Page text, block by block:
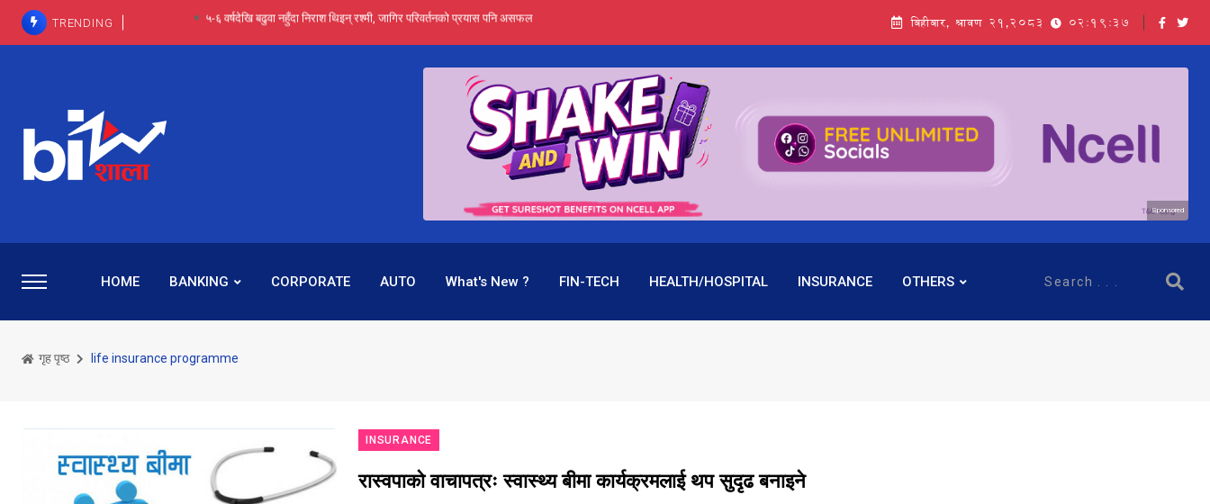
TRENDING आईपीओ आवेदन रोकिएका छैनन्, तर अब कम्पनी नबुझी दर्ता हुँदैन : सेबोन अध्यक्ष भट्ट
पाँच वर्षसम्म अदालत मौन, पद सकिएपछि महाप्रसाद ‘योग्य’ !
प्रभू बैंकका सञ्चालक बस्नेतमाथि राष्ट्र बैंकको ‘कन्सर्न’, प्रवक्ता भन्छन्- समूह फेरेर सञ्चालक पदमा बस्न मिल्दैन
५-६ वर्षदेखि बढुवा नहुँदा निराश थिइन् रश्मी, जागिर परिवर्तनको प्रयास पनि असफल
बिहीबार, श्रावण २१,२०८३ 02:19:37
Sponsored
HOME BANKING CORPORATE AUTO What's New ? FIN-TECH HEALTH/HOSPITAL INSURANCE OTHERS
गृह पृष्ठ life insurance programme
INSURANCE
रास्वपाको वाचापत्रः स्वास्थ्य बीमा कार्यक्रमलाई थप सुदृढ बनाइने